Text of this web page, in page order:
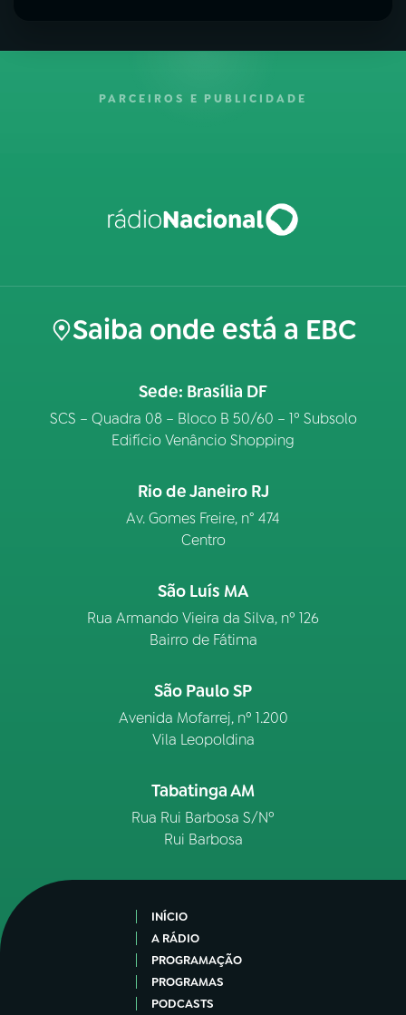
PARCEIROS E PUBLICIDADE
Saiba onde está a EBC
Sede: Brasília DF
SCS – Quadra 08 – Bloco B 50/60 – 1º Subsolo
Edifício Venâncio Shopping
Rio de Janeiro RJ
Av. Gomes Freire, n° 474
Centro
São Luís MA
Rua Armando Vieira da Silva, nº 126
Bairro de Fátima
São Paulo SP
Avenida Mofarrej, nº 1.200
Vila Leopoldina
Tabatinga AM
Rua Rui Barbosa S/Nº
Rui Barbosa
INÍCIO
A RÁDIO
PROGRAMAÇÃO
PROGRAMAS
PODCASTS